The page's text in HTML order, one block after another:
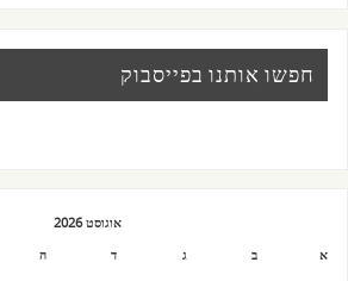
חפשו אותנו בפייסבוק
אוגוסט 2026
א
ב ג ד ה